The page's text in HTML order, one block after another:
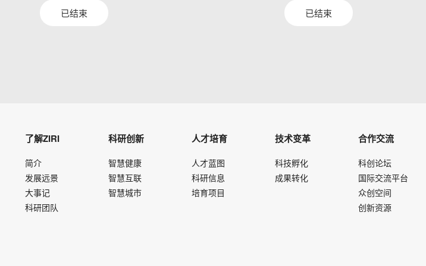
已结束 已结束
了解ZIRI
简介
发展远景
大事记
科研团队
科研创新
智慧健康
智慧互联
智慧城市
人才培育
人才蓝图
科研信息
培育项目
技术变革
科技孵化
成果转化
合作交流
科创论坛
国际交流平台
众创空间
创新资源